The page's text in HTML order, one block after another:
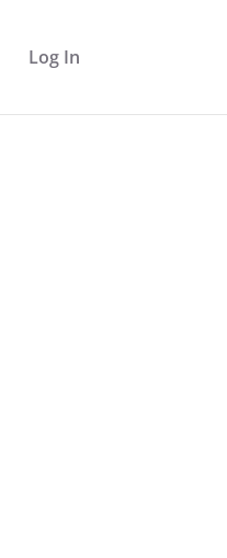
Log In